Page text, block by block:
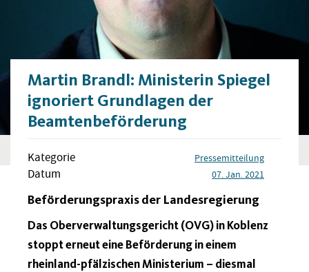
Martin Brandl: Ministerin Spiegel
ignoriert Grundlagen der
Beamtenbeförderung
Kategorie Pressemitteilung
Datum 07. Jan. 2021
Beförderungspraxis der Landesregierung
Das Oberverwaltungsgericht (OVG) in Koblenz
stoppt erneut eine Beförderung in einem
rheinland-pfälzischen Ministerium – diesmal